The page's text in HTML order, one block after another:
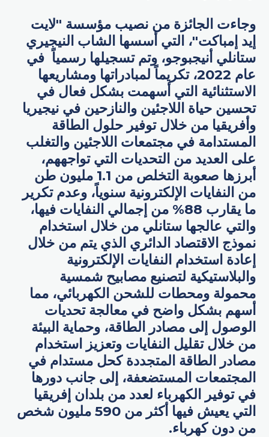
وجاءت الجائزة من نصيب مؤسسة "لايت
إيد إمباكت"، التي أسسها الشاب النيجيري
ستانلي أنيجبوجو، وتم تسجيلها رسمياً في
عام 2022، تكريماً لمبادراتها ومشاريعها
الاستثنائية التي أسهمت بشكل فعال في
تحسين حياة اللاجئين والنازحين في نيجيريا
وأفريقيا من خلال توفير حلول الطاقة
المستدامة في مجتمعات اللاجئين والتغلب
على العديد من التحديات التي تواجههم،
أبرزها صعوبة التخلص من 1.1 مليون طن
من النفايات الإلكترونية سنوياً، وعدم تكرير
ما يقارب 88% من إجمالي النفايات فيها،
والتي عالجها ستانلي من خلال استخدام
نموذج الاقتصاد الدائري الذي يتم من خلال
إعادة استخدام النفايات الإلكترونية
والبلاستيكية لتصنيع مصابيح شمسية
محمولة ومحطات للشحن الكهربائي، مما
أسهم بشكل واضح في معالجة تحديات
الوصول إلى مصادر الطاقة، وحماية البيئة
من خلال تقليل النفايات وتعزيز استخدام
مصادر الطاقة المتجددة كحل مستدام في
المجتمعات المستضعفة، إلى جانب دورها
في توفير الكهرباء لعدد من بلدان إفريقيا
التي يعيش فيها أكثر من 590 مليون شخص
من دون كهرباء.